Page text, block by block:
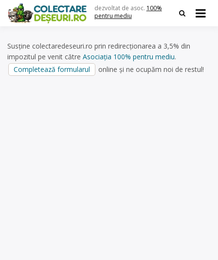
content
dezvoltat de asoc. 100%
pentru mediu
Susține colectaredeseuri.ro prin redirecționarea a 3,5% din
impozitul pe venit către Asociația 100% pentru mediu.
Completează formularul
online și ne ocupăm noi de restul!